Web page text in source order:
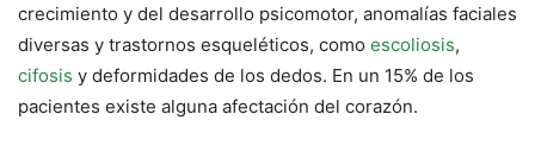
crecimiento y del desarrollo psicomotor, anomalías faciales
diversas y trastornos esqueléticos, como escoliosis,
cifosis y deformidades de los dedos. En un 15% de los
pacientes existe alguna afectación del corazón.